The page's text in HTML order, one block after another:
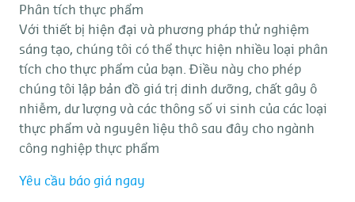
Phân tích thực phẩm
Với thiết bị hiện đại và phương pháp thử nghiệm
sáng tạo, chúng tôi có thể thực hiện nhiều loại phân
tích cho thực phẩm của bạn. Điều này cho phép
chúng tôi lập bản đồ giá trị dinh dưỡng, chất gây ô
nhiễm, dư lượng và các thông số vi sinh của các loại
thực phẩm và nguyên liệu thô sau đây cho ngành
công nghiệp thực phẩm
Yêu cầu báo giá ngay